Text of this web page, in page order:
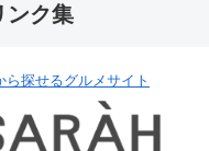
ンク集
ら探せるグルメサイト